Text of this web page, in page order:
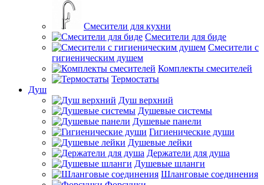
Смесители для кухни
Смесители для биде
Смесители с
гигиеническим душем
Комплекты смесителей
Термостаты
Душ
Душ верхний
Душевые системы
Душевые панели
Гигиенические души
Душевые лейки
Держатели для душа
Душевые шланги
Шланговые соединения